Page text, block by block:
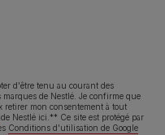
d'être tenu au courant des
de Nestlé. Je confirme que
retirer mon consentement à tout
de Nestlé ici.** Ce site est protégé par
Conditions d'utilisation de Google
d’utilisation